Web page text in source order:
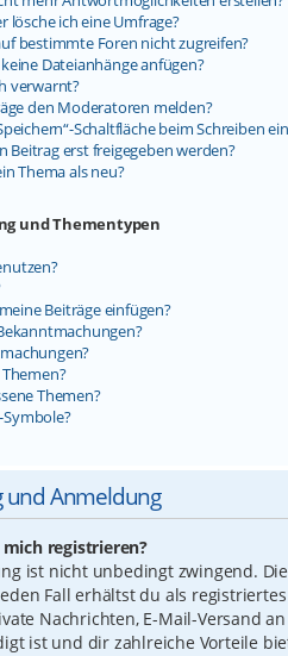
lösche ich eine Umfrage?
bestimmte Foren nicht zugreifen?
Dateianhänge anfügen?
verwarnt?
den Moderatoren melden?
Schaltfläche beim Schreiben
Beitrag erst freigegeben werden?
Thema als neu?
und Thementypen
Beiträge einfügen?
Themen?
und Anmeldung
registrieren?
ist nicht unbedingt zwingend.
Fall erhältst du als
Nachrichten, E-Mail-Versand
ist und dir zahlreiche Vorteile